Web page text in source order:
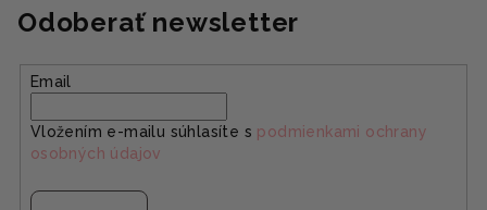
Odoberať newsletter
Email
Vložením e-mailu súhlasíte s podmienkami ochrany
osobných údajov